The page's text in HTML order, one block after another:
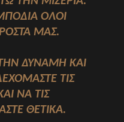
ΟΛΟΙ
ΜΑΣ.
ΔΥΝΑΜΗ ΚΑΙ
ΤΙΣ
ΝΑ ΤΙΣ
ΘΕΤΙΚΑ.